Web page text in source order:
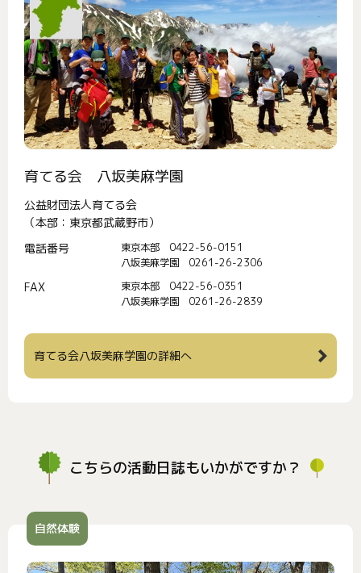
育てる会 八坂美麻学園
公益財団法人育てる会
（本部：東京都武蔵野市）
電話番号
東京本部 0422-56-0151
八坂美麻学園 0261-26-2306
FAX
東京本部 0422-56-0351
八坂美麻学園 0261-26-2839
育てる会八坂美麻学園の詳細へ
こちらの活動日誌もいかがですか？
自然体験